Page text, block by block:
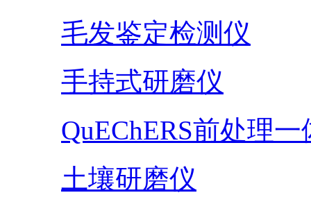
毛发鉴定检测仪
手持式研磨仪
QuEChERS前处理一
土壤研磨仪